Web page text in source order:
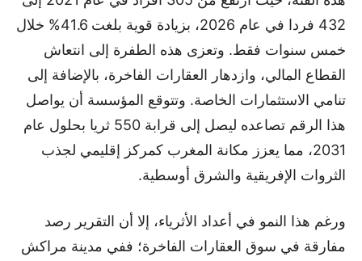
432 فردا في عام 2026، بزيادة قوية بلغت 41.6% خلال
خمس سنوات فقط. وتعزى هذه الطفرة إلى انتعاش
القطاع المالي، وازدهار العقارات الفاخرة، بالإضافة إلى
تنامي الاستثمارات الخاصة. وتتوقع المؤسسة أن يواصل
هذا الرقم تصاعده ليصل إلى قرابة 550 ثريا بحلول عام
2031، مما يعزز مكانة المغرب كمركز إقليمي لجذب
الثروات الإفريقية والشرق أوسطية.
ورغم هذا النمو في أعداد الأثرياء، إلا أن التقرير رصد
مفارقة في سوق العقارات الفاخرة؛ ففي مدينة مراكش